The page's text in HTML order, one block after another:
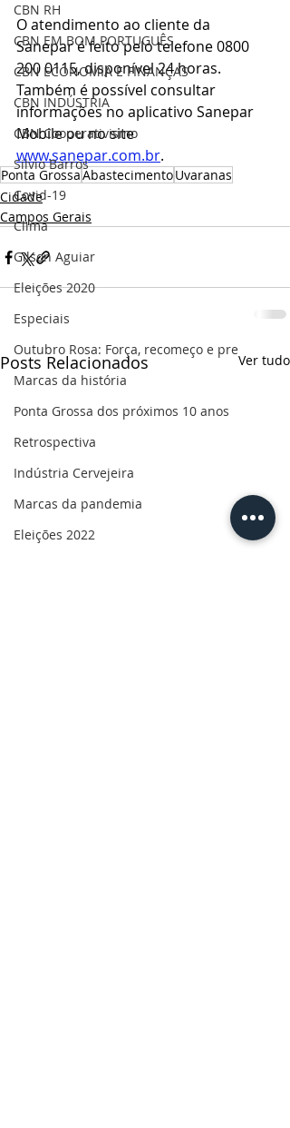
CBN RH
CBN EM BOM PORTUGUÊS
CBN ECONOMIA E FINANÇAS
CBN INDÚSTRIA
CBN Cooperativismo
Silvio Barros
Covid-19
Clima
Gilson Aguiar
Eleições 2020
Especiais
Outubro Rosa: Força, recomeço e pre
Marcas da história
Ponta Grossa dos próximos 10 anos
Retrospectiva
Indústria Cervejeira
Marcas da pandemia
Eleições 2022
O atendimento ao cliente da
Sanepar é feito pelo telefone 0800
200 0115, disponível 24 horas.
Também é possível consultar
informações no aplicativo Sanepar
Mobile ou no site
www.sanepar.com.br.
Ponta GrossaAbastecimentoUvaranas
Cidade
Campos Gerais
Posts Relacionados Ver tudo